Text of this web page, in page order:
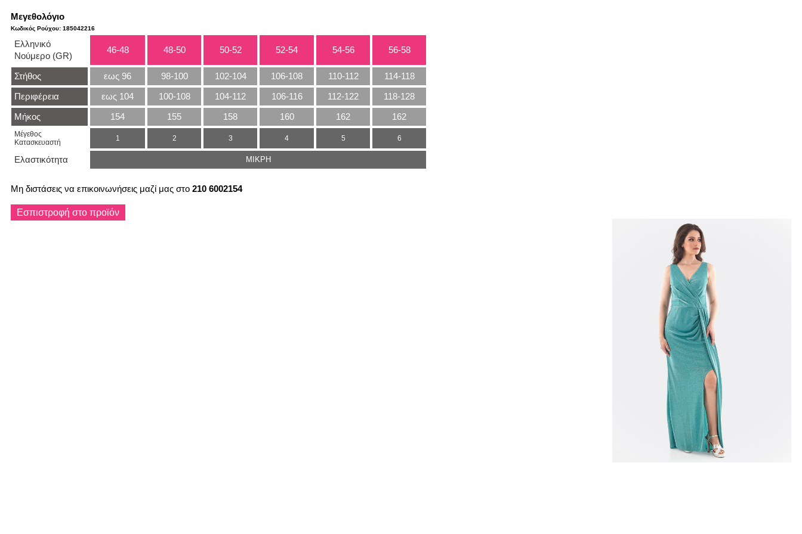
Μεγεθολόγιο
Κωδικός Ρούχου: 185042216
Ελληνικό
Νούμερο (GR)
46-48 48-50 50-52 52-54 54-56 56-58
Στήθος εως 96 98-100 102-104 106-108 110-112
114-118
Περιφέρεια
εως 104 100-108 104-112 106-116 112-122
118-128
Μήκος
154 155 158 160 162 162
Μέγεθος
Κατασκευαστή
1 2 3 4 5 6
Ελαστικότητα ΜΙΚΡΗ
Μη διστάσεις να επικοινωνήσεις μαζί μας στο 210 6002154
Εσπιστροφή στο προϊόν